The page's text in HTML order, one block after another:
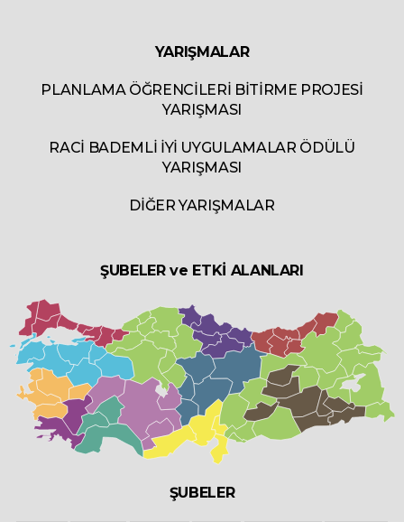
YARIŞMALAR
PLANLAMA ÖĞRENCİLERİ BİTİRME PROJESİ
YARIŞMASI
RACİ BADEMLİ İYİ UYGULAMALAR ÖDÜLÜ
YARIŞMASI
DİĞER YARIŞMALAR
ŞUBELER ve ETKİ ALANLARI
ŞUBELER